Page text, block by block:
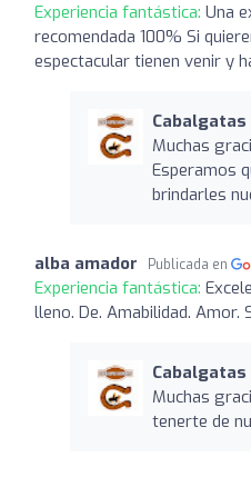
Experiencia fantástica: Una
recomendada 100% Si
espectacular tienen venir y
Muchas
Esperamos
brindarles
alba amador Publicada en
Experiencia fantástica:
lleno. De. Amabilidad. Amor.
Muchas
tenerte de